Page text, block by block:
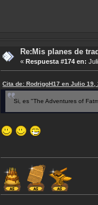
Re:Mis planes de
« Respuesta #174 en:
Cita de: RodrigoH17 en Julio 19,
Si, es "The Adventures of